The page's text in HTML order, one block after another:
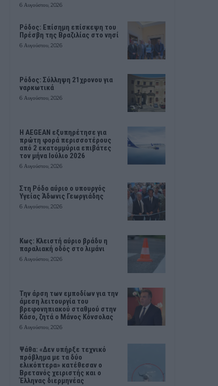
6 Αυγούστου, 2026
Ρόδος: Επίσημη επίσκεψη του
Πρέσβη της Βραζιλίας στο νησί
6 Αυγούστου, 2026
Ρόδος: Σύλληψη 21χρονου για
ναρκωτικά
6 Αυγούστου, 2026
Η AEGEAN εξυπηρέτησε για
πρώτη φορά περισσοτέρους
από 2 εκατομμύρια επιβάτες
τον μήνα Ιούλιο 2026
6 Αυγούστου, 2026
Στη Ρόδο αύριο ο υπουργός
Υγείας Άδωνις Γεωργιάδης
6 Αυγούστου, 2026
Κως: Κλειστή αύριο βράδυ η
παραλιακή οδός στο λιμάνι
6 Αυγούστου, 2026
Την άρση των εμποδίων για την
άμεση λειτουργία του
βρεφονηπιακού σταθμού στην
Κάσο, ζητά ο Μάνος Κόνσολας
6 Αυγούστου, 2026
Ψάθα: «Δεν υπήρξε τεχνικό
πρόβλημα με τα δύο
ελικόπτερα» κατέθεσαν ο
Βρετανός χειριστής και ο
Έλληνας διερμηνέας